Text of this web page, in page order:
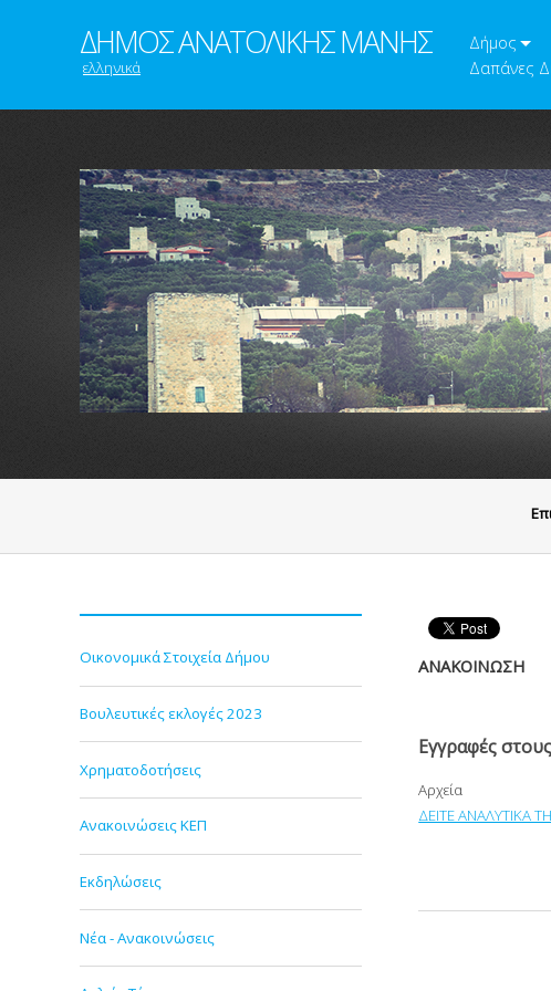
ΔΗΜΟΣ ΑΝΑΤΟΛΙΚΗΣ ΜΑΝΗΣ
ελληνικά
Δήμος
Δαπάνες
Οικονομικά Στοιχεία Δήμου
Βουλευτικές εκλογές 2023
Χρηματοδοτήσεις
Ανακοινώσεις ΚΕΠ
Εκδηλώσεις
Νέα - Ανακοινώσεις
ΑΝΑΚΟΙΝΩΣΗ
Εγγραφές
Αρχεία
ΔΕΙΤΕ ΑΝΑΛΥΤΙΚΑ